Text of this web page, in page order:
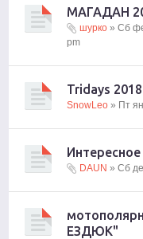
МАГАДАН
шурко » Сб
pm
Tridays 2018
SnowLeo » Пт
Интересное
DAUN » Сб
ЕЗДЮК"